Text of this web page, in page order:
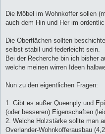
Die Möbel im Wohnkoffer sollen
auch dem Hin und Her im
Die Oberflächen sollten
selbst stabil und federleicht sein.
Bei der Recherche bin ich bisher
welche meinen wirren Ideen
Nun zu den eigentlichen Fragen:
1. Gibt es außer Queenply und
(oder besseren) Eigenschaften
2. Welche Holzstärke sollte man
Overlander-Wohnkofferausbau